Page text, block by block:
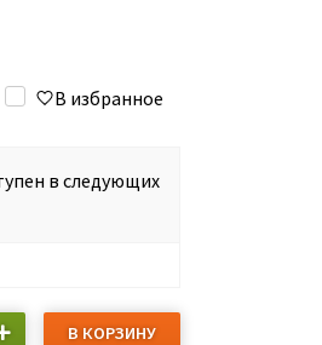
В избранное
в следующих
В КОРЗИНУ